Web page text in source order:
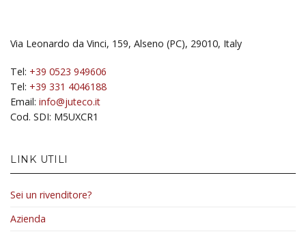
Via Leonardo da Vinci, 159, Alseno (PC), 29010, Italy
Tel: +39 0523 949606
Tel: +39 331 4046188
Email: info@juteco.it
Cod. SDI: M5UXCR1
LINK UTILI
Sei un rivenditore?
Azienda